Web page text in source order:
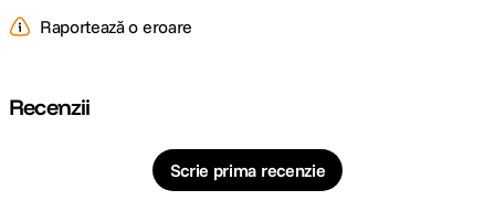
Cod producator
Raportează o eroare
Recenzii
Scrie prima recenzie